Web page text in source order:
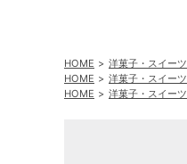
HOME 洋菓子・スイーツ
HOME
洋菓子・スイーツ
HOME
洋菓子・スイーツ